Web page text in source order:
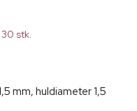
stk.
mm, huldiameter 1,5